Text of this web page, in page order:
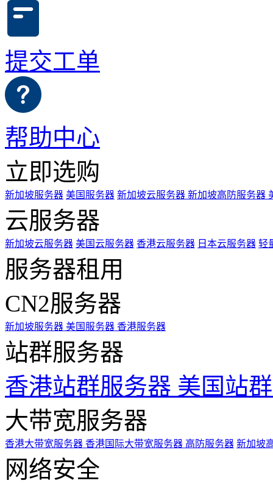
提交工单
帮助中心
立即选购
新加坡服务器 美国服务器 新加坡云服务器 新加坡高防服务器
云服务器
新加坡云服务器 美国云服务器 香港云服务器 日本云服务器 轻
服务器租用
CN2服务器
新加坡服务器 美国服务器 香港服务器
站群服务器
香港站群服务器 美国站
大带宽服务器
香港大带宽服务器 香港国际大带宽服务器 高防服务器 新加坡
网络安全